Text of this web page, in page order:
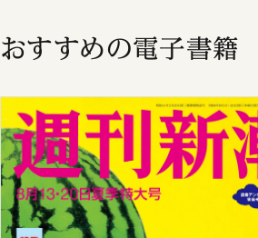
おすすめの電子書籍